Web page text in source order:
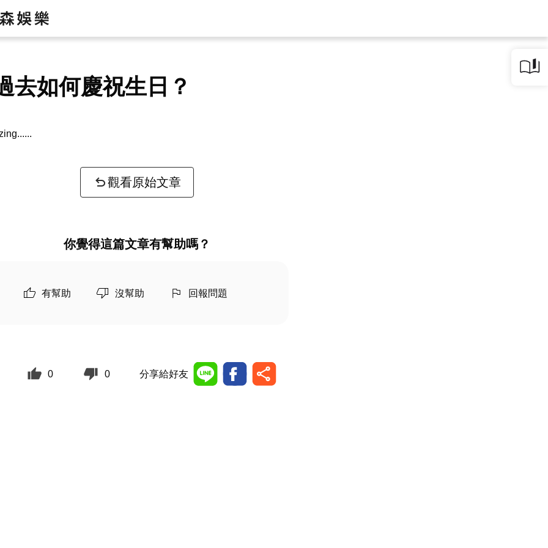
去如何慶祝生日？
觀看原始文章
你覺得這篇文章有幫助嗎？
有幫助 沒幫助 回報問題
0 0 分享給好友